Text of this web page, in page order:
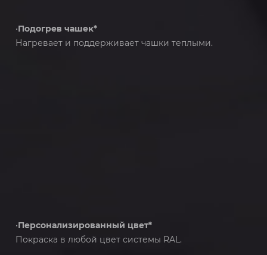
•Подогрев чашек*
Нагревает и поддерживает чашки теплыми.
•Персонализированный цвет*
Покраска в любой цвет системы RAL.